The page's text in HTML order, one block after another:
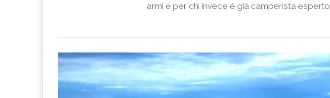
armi e per chi invece è già camperista esperto